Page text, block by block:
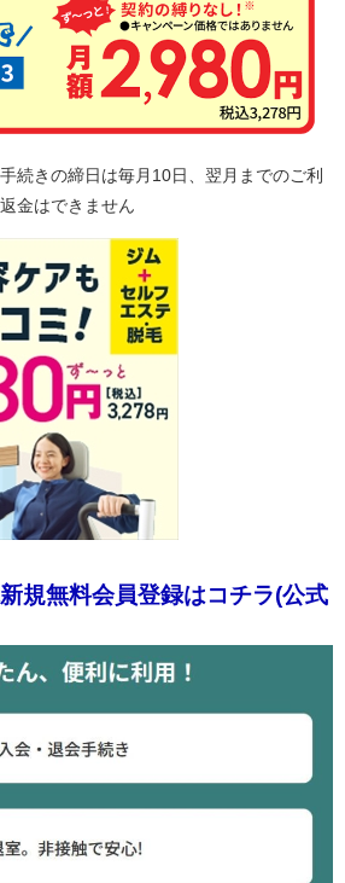
続きの締日は毎月10日、翌月までのご利
金はできません
規無料会員登録はコチラ(公式